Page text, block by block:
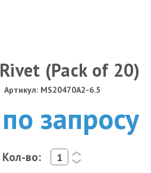
Rivet (Pack of 20)
Артикул: MS20470A2-6.5
по запросу
Кол-во:
<
>